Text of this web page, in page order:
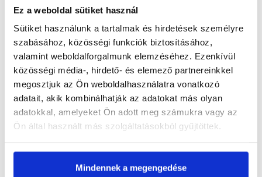
Ez a weboldal sütiket használ
Sütiket használunk a tartalmak és hirdetések személyre
szabásához, közösségi funkciók biztosításához,
valamint weboldalforgalmunk elemzéséhez. Ezenkívül
közösségi média-, hirdető- és elemező partnereinkkel
megosztjuk az Ön weboldalhasználatra vonatkozó
adatait, akik kombinálhatják az adatokat más olyan
adatokkal, amelyeket Ön adott meg számukra vagy az
Ön által használt más szolgáltatásokból gyűjtöttek.
Mindennek a megengedése